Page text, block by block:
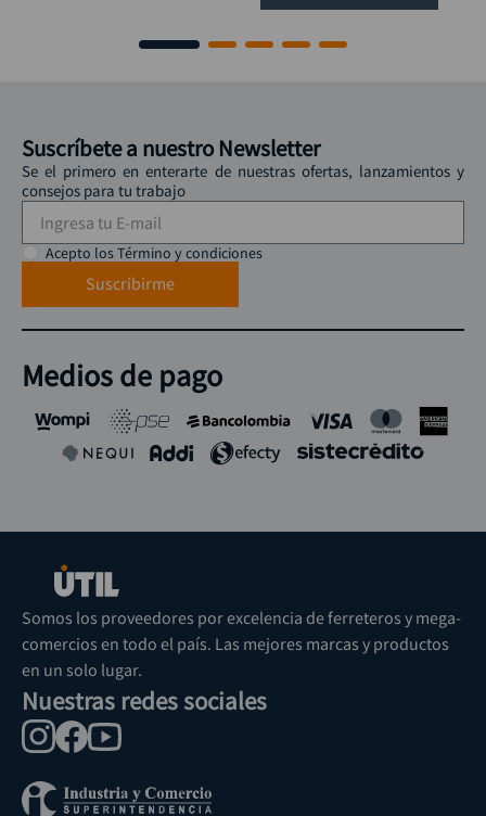
Suscríbete a nuestro Newsletter
Se el primero en enterarte de nuestras ofertas, lanzamientos y
consejos para tu trabajo
Acepto los Término y condiciones
Suscribirme
Medios de pago
Somos los proveedores por excelencia de ferreteros y mega-
comercios en todo el país. Las mejores marcas y productos
en un solo lugar.
Nuestras redes sociales